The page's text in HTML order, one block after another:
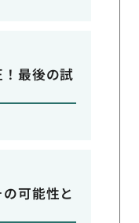
最後の試
可能性と